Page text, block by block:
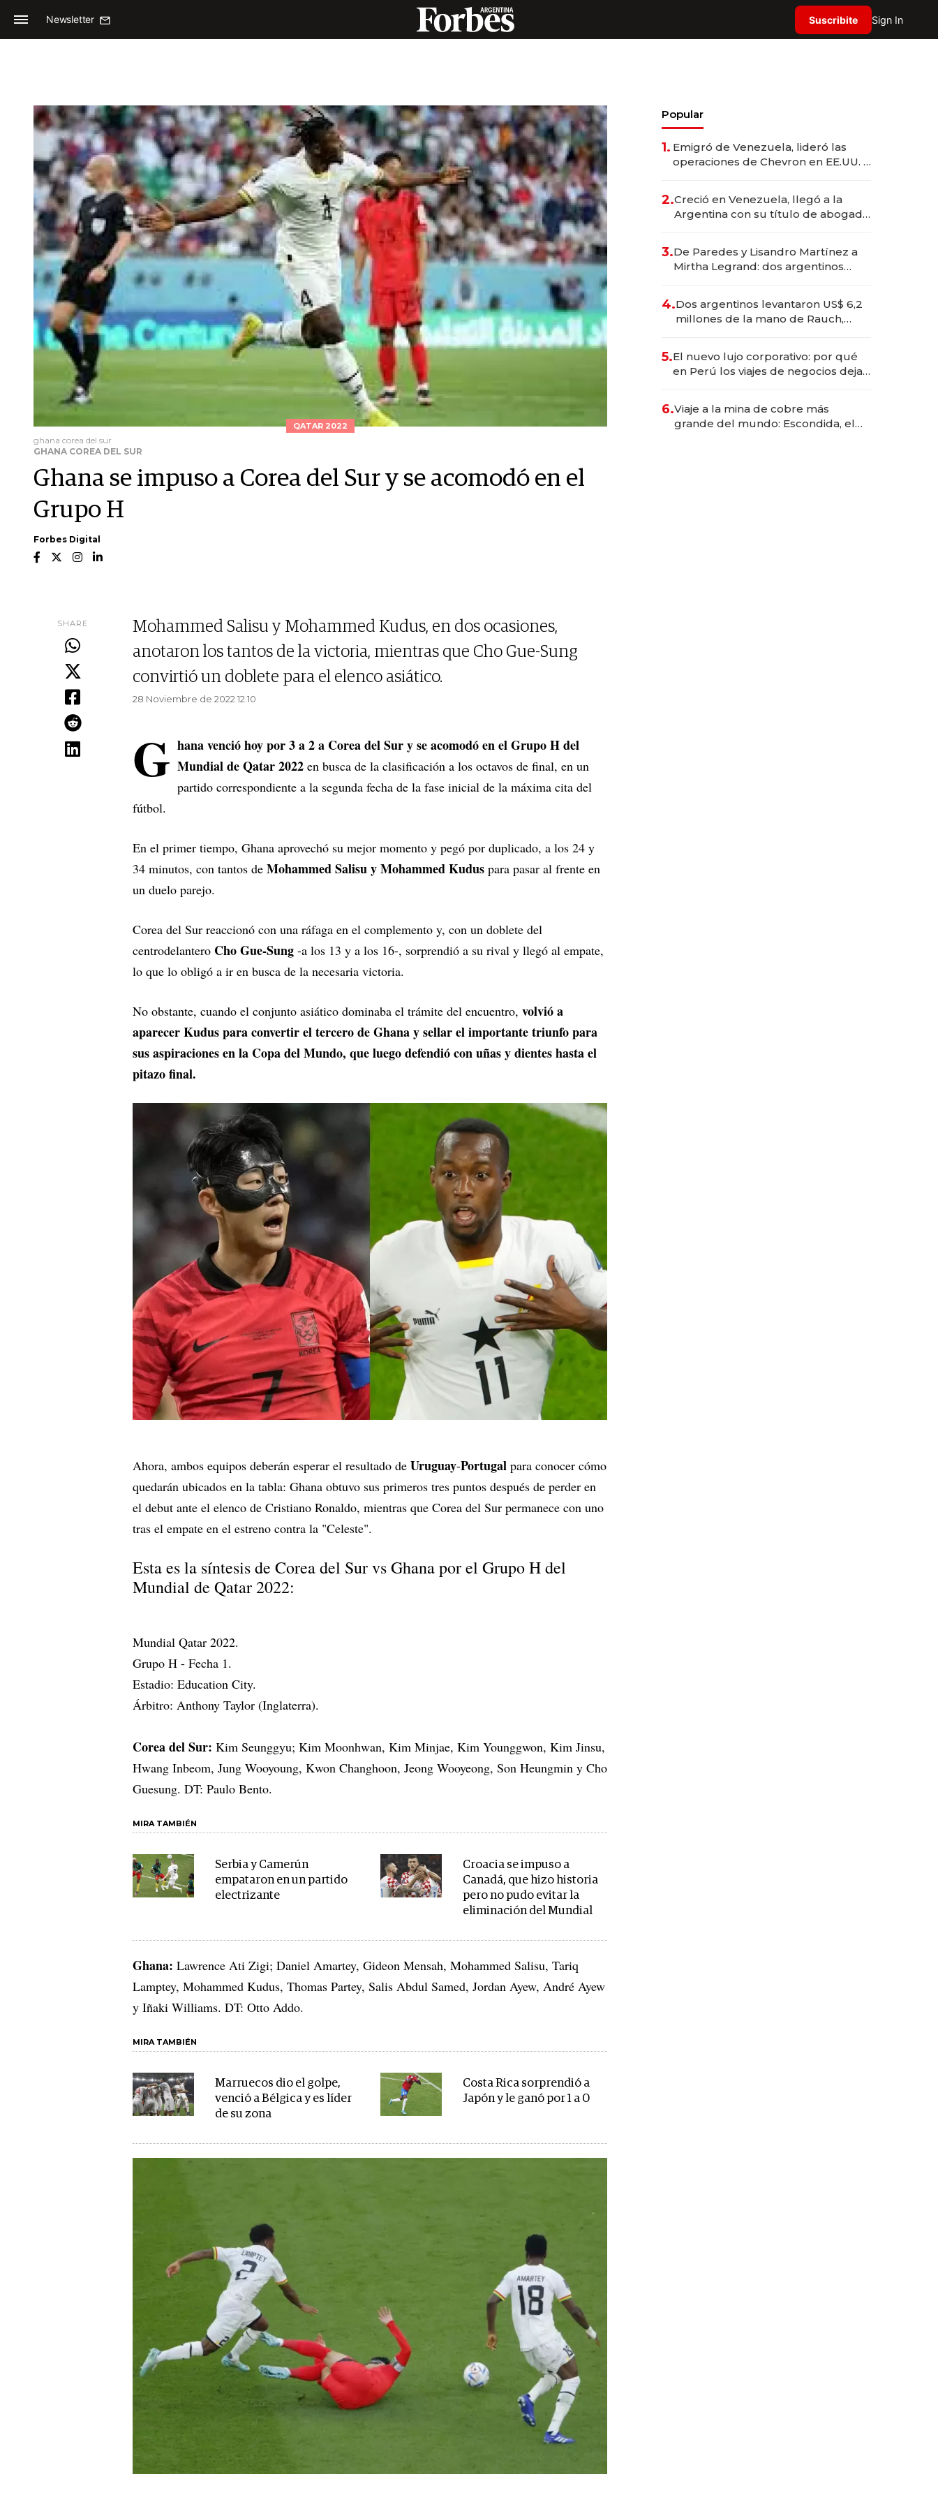
Newsletter Suscribite Sign In
QATAR 2022
ghana corea del sur
GHANA COREA DEL SUR
Ghana se impuso a Corea del Sur y se acomodó en el
Grupo H
Forbes Digital
SHARE
Mohammed Salisu y Mohammed Kudus, en dos ocasiones,
anotaron los tantos de la victoria, mientras que Cho Gue-Sung
convirtió un doblete para el elenco asiático.
28 Noviembre de 2022 12.10
G hana venció hoy por 3 a 2 a Corea del Sur y se acomodó en el Grupo H del
Mundial de Qatar 2022 en busca de la clasificación a los octavos de final, en un
partido correspondiente a la segunda fecha de la fase inicial de la máxima cita del
fútbol.
En el primer tiempo, Ghana aprovechó su mejor momento y pegó por duplicado, a los 24 y
34 minutos, con tantos de Mohammed Salisu y Mohammed Kudus para pasar al frente en
un duelo parejo.
Corea del Sur reaccionó con una ráfaga en el complemento y, con un doblete del
centrodelantero Cho Gue-Sung -a los 13 y a los 16-, sorprendió a su rival y llegó al empate,
lo que lo obligó a ir en busca de la necesaria victoria.
No obstante, cuando el conjunto asiático dominaba el trámite del encuentro, volvió a
aparecer Kudus para convertir el tercero de Ghana y sellar el importante triunfo para
sus aspiraciones en la Copa del Mundo, que luego defendió con uñas y dientes hasta el
pitazo final.
Ahora, ambos equipos deberán esperar el resultado de Uruguay-Portugal para conocer cómo
quedarán ubicados en la tabla: Ghana obtuvo sus primeros tres puntos después de perder en
el debut ante el elenco de Cristiano Ronaldo, mientras que Corea del Sur permanece con uno
tras el empate en el estreno contra la "Celeste".
Esta es la síntesis de Corea del Sur vs Ghana por el Grupo H del
Mundial de Qatar 2022:
Mundial Qatar 2022.
Grupo H - Fecha 1.
Estadio: Education City.
Árbitro: Anthony Taylor (Inglaterra).
Corea del Sur: Kim Seunggyu; Kim Moonhwan, Kim Minjae, Kim Younggwon, Kim Jinsu,
Hwang Inbeom, Jung Wooyoung, Kwon Changhoon, Jeong Wooyeong, Son Heungmin y Cho
Guesung. DT: Paulo Bento.
MIRA TAMBIÉN
Serbia y Camerún
empataron en un partido
electrizante
Croacia se impuso a
Canadá, que hizo historia
pero no pudo evitar la
eliminación del Mundial
Ghana: Lawrence Ati Zigi; Daniel Amartey, Gideon Mensah, Mohammed Salisu, Tariq
Lamptey, Mohammed Kudus, Thomas Partey, Salis Abdul Samed, Jordan Ayew, André Ayew
y Iñaki Williams. DT: Otto Addo.
MIRA TAMBIÉN
Marruecos dio el golpe,
venció a Bélgica y es líder
de su zona
Costa Rica sorprendió a
Japón y le ganó por 1 a 0
Popular
1. Emigró de Venezuela, lideró las
operaciones de Chevron en EE.UU. y
2.Creció en Venezuela, llegó a la
Argentina con su título de abogado
marcas "fast premium"
3.De Paredes y Lisandro Martínez a
Mirtha Legrand: dos argentinos
deportivo y el cuidado corporal
4.Dos argentinos levantaron US$ 6,2
millones de la mano de Rauch,
5.El nuevo lujo corporativo: por qué
en Perú los viajes de negocios dejan
6.Viaje a la mina de cobre más
grande del mundo: Escondida, el